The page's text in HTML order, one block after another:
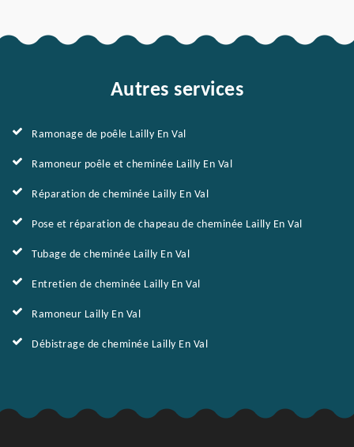
Autres services
Ramonage de poêle Lailly En Val
Ramoneur poêle et cheminée Lailly En Val
Réparation de cheminée Lailly En Val
Pose et réparation de chapeau de cheminée Lailly En Val
Tubage de cheminée Lailly En Val
Entretien de cheminée Lailly En Val
Ramoneur Lailly En Val
Débistrage de cheminée Lailly En Val